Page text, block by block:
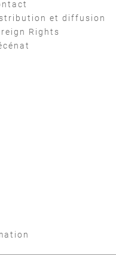
et diffusion
Rights